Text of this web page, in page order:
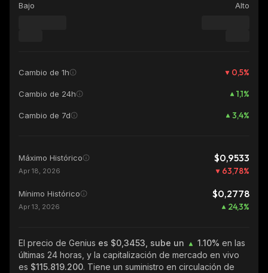
Bajo Alto
Cambio de 1h 0,5%
Cambio de 24h 1,1%
Cambio de 7d 3,4%
Máximo Histórico $0,9533
Apr 18, 2026 63,78%
Mínimo Histórico $0,2778
Apr 13, 2026 24,3%
El precio de Genius es $0,3453, sube un 1.10% en las
últimas 24 horas, y la capitalización de mercado en vivo
es $115.819.200. Tiene un suministro en circulación de